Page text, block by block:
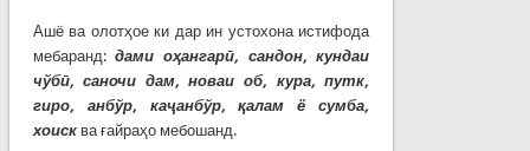
Ашё ва олотҳое ки дар ин устохона истифода
мебаранд:дами оҳангарӣ, сандон, кундаи
чўбӣ, саночи дам, новаи об, кура, путк,
гиро, анбўр, каҷанбўр, қалам ё сумба,
хоиск ва ғайраҳо мебошанд.